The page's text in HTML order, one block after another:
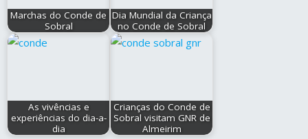
Marchas do Conde de
Sobral
Dia Mundial da Criança
no Conde de Sobral
As vivências e
experiências do dia-a-
dia
Crianças do Conde de
Sobral visitam GNR de
Almeirim